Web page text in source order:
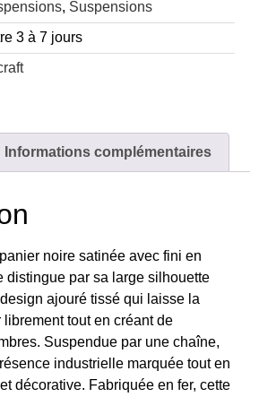
, Suspensions
3 à 7 jours
Informations complémentaires
noire satinée avec fini en
distingue par sa large silhouette
ajouré tissé qui laisse la
librement tout en créant de
Suspendue par une chaîne,
industrielle marquée tout en
décorative. Fabriquée en fer, cette